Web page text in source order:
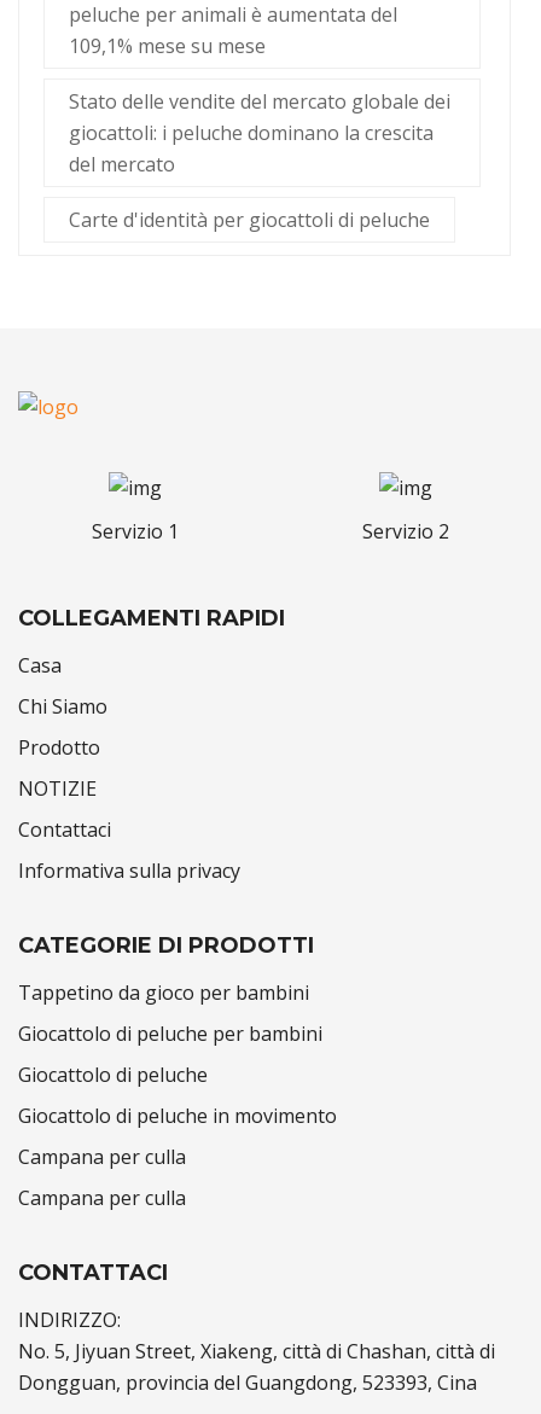
peluche per animali è aumentata del
109,1% mese su mese
Stato delle vendite del mercato globale dei
giocattoli: i peluche dominano la crescita
del mercato
Carte d'identità per giocattoli di peluche
Servizio 1 Servizio 2
COLLEGAMENTI RAPIDI
Casa
Chi Siamo
Prodotto
NOTIZIE
Contattaci
Informativa sulla privacy
CATEGORIE DI PRODOTTI
Tappetino da gioco per bambini
Giocattolo di peluche per bambini
Giocattolo di peluche
Giocattolo di peluche in movimento
Campana per culla
Campana per culla
CONTATTACI
INDIRIZZO:
No. 5, Jiyuan Street, Xiakeng, città di Chashan, città di
Dongguan, provincia del Guangdong, 523393, Cina